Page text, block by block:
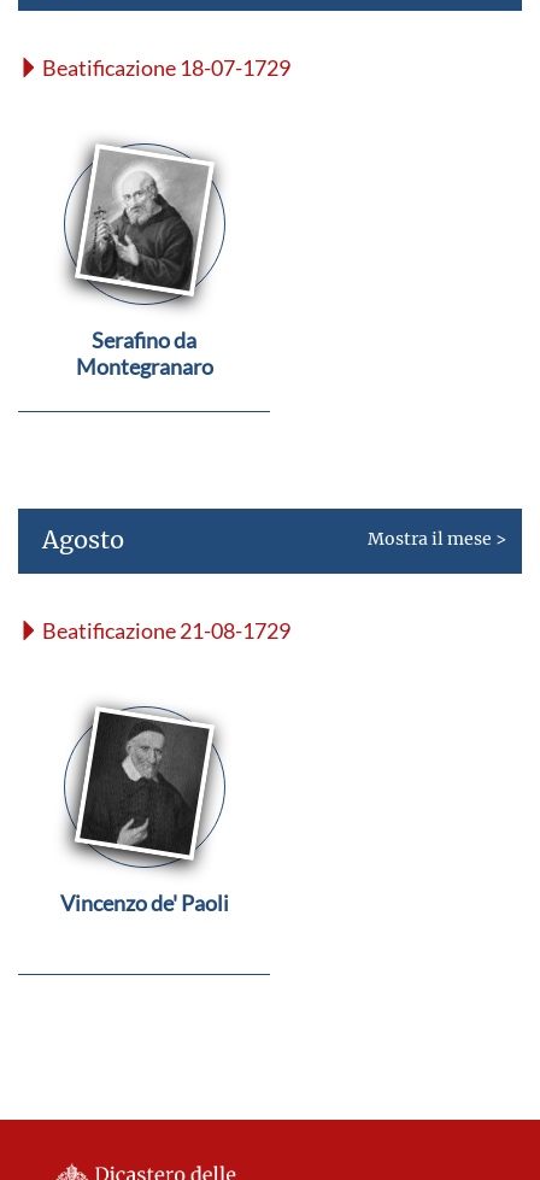
Beatificazione 18-07-1729
Serafino da
Montegranaro
Agosto Mostra il mese >
Beatificazione 21-08-1729
Vincenzo de' Paoli